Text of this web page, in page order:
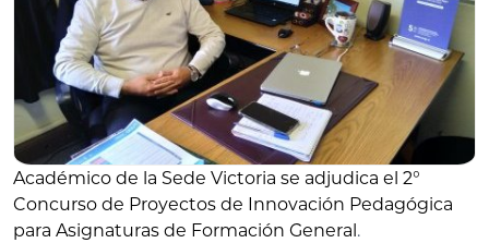
Académico de la Sede Victoria se adjudica el 2°
Concurso de Proyectos de Innovación Pedagógica
para Asignaturas de Formación General.